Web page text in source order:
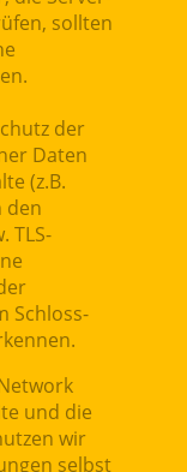
sollten
der
Daten
(z.B.
den
TLS-
Schloss-
und die
wir
selbst